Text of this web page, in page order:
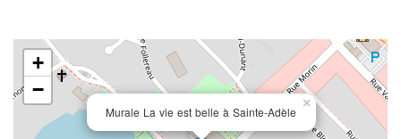
Murale La vie est belle à Sainte-Adèle
×
+
−